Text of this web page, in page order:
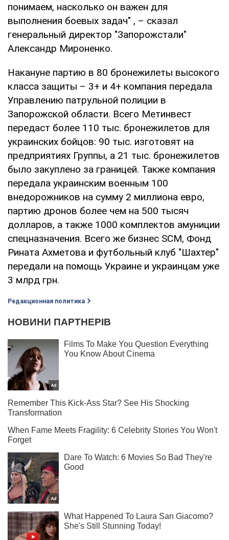
понимаем, насколько он важен для
выполнения боевых задач" , – сказал
генеральный директор "Запорожстали"
Александр Мироненко.
Накануне партию в 80 бронежилеты высокого
класса защиты – 3+ и 4+ компания передала
Управлению патрульной полиции в
Запорожской области. Всего Метинвест
передаст более 110 тыс. бронежилетов для
украинских бойцов: 90 тыс. изготовят на
предприятиях Группы, а 21 тыс. бронежилетов
было закуплено за границей. Также компания
передала украинским военным 100
внедорожников на сумму 2 миллиона евро,
партию дронов более чем на 500 тысяч
долларов, а также 1000 комплектов амуниции
спецназначения. Всего же бизнес SCM, Фонд
Рината Ахметова и футбольный клуб "Шахтер"
передали на помощь Украине и украинцам уже
3 млрд грн.
Редакционная политика